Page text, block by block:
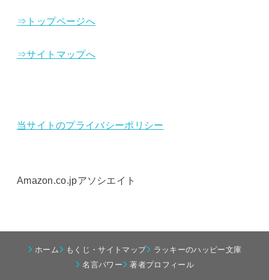
⇒トップページへ
⇒サイトマップへ
当サイトのプライバシーポリシー
Amazon.co.jpアソシエイト
ホーム もくじ・サイトマップ
ラッキーのハッピー文庫
名言パワー
著者プロフィール